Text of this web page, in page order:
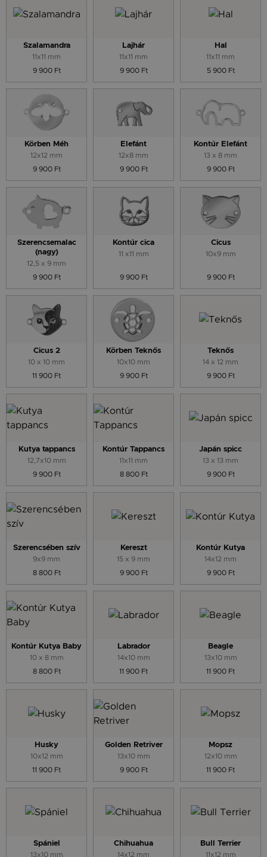
Szalamandra
11x11 mm
9 900 Ft
Lajhár
11x11 mm
9 900 Ft
Hal
11x11 mm
5 900 Ft
Körben Méh
12x12 mm
9 900 Ft
Elefánt
12x8 mm
9 900 Ft
Kontúr Elefánt
13 x 8 mm
9 900 Ft
Szerencsemalac
(nagy)
12,5 x 9 mm
9 900 Ft
Kontúr cica
11 x11 mm
9 900 Ft
Cicus
10x9 mm
9 900 Ft
Cicus 2
10 x 10 mm
11 900 Ft
Körben Teknős
10x10 mm
9 900 Ft
Teknős
14 x 12 mm
9 900 Ft
Kutya tappancs
12,7x10 mm
9 900 Ft
Kontúr Tappancs
11x11 mm
8 800 Ft
Japán spicc
13 x 13 mm
9 900 Ft
Szerencsében szív
9x9 mm
8 800 Ft
Kereszt
15 x 9 mm
9 900 Ft
Kontúr Kutya
14x12 mm
9 900 Ft
Kontúr Kutya Baby
10 x 8 mm
8 800 Ft
Labrador
14x10 mm
11 900 Ft
Beagle
13x10 mm
11 900 Ft
Husky
10x12 mm
11 900 Ft
Golden Retriver
13x10 mm
9 900 Ft
Mopsz
12x10 mm
11 900 Ft
Spániel
13x10 mm
Chihuahua
14x12 mm
Bull Terrier
11x12 mm